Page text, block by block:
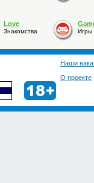
Love
Знакомства Игры
Наши
О проекте